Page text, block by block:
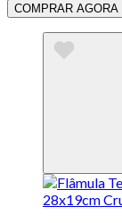
COMPRAR AGORA